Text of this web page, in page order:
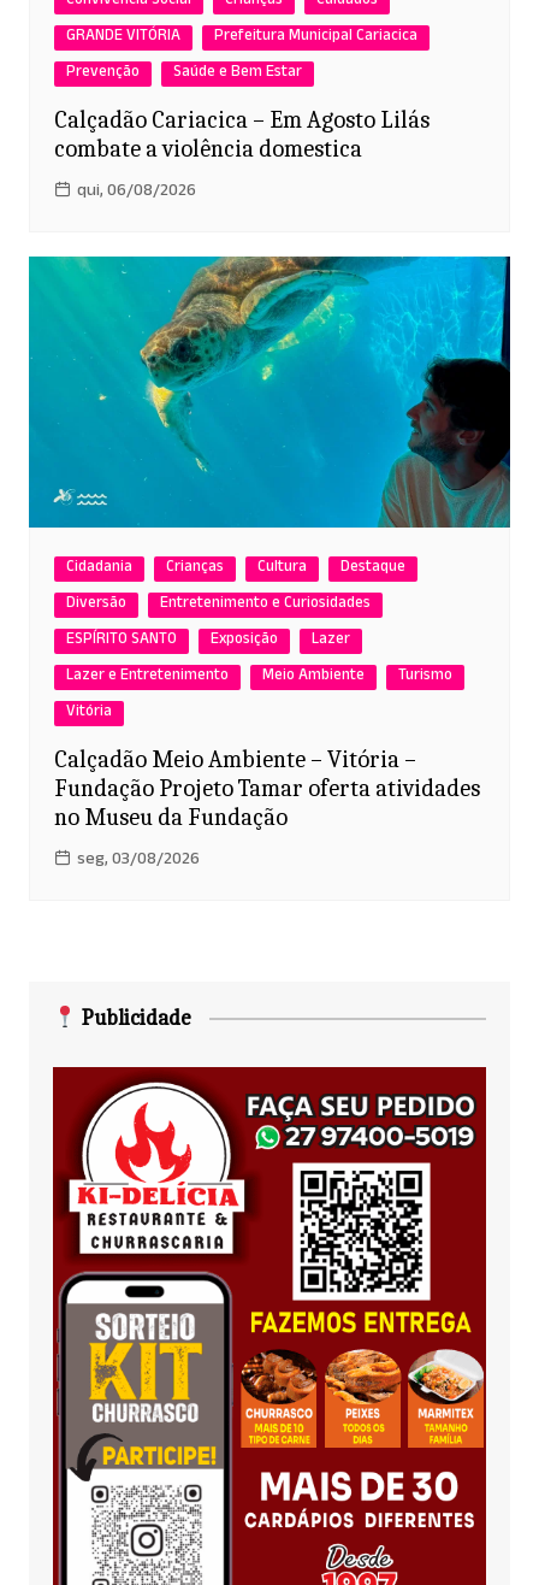
GRANDE VITÓRIA
Prefeitura Municipal Cariacica
Prevenção
Saúde e Bem Estar
Calçadão Cariacica – Em Agosto Lilás
combate a violência domestica
qui, 06/08/2026
Cidadania Crianças Cultura
Destaque
Diversão
Entretenimento e Curiosidades
ESPÍRITO SANTO
Exposição
Lazer
Lazer e Entretenimento
Meio Ambiente
Turismo
Vitória
Calçadão Meio Ambiente – Vitória –
Fundação Projeto Tamar oferta atividades
no Museu da Fundação
seg, 03/08/2026
Publicidade